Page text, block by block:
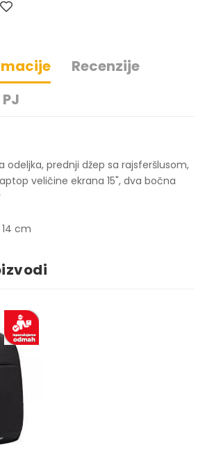
Recenzije
odeljka, prednji džep sa rajsferšlusom,
veličine ekrana 15", dva bočna
cm